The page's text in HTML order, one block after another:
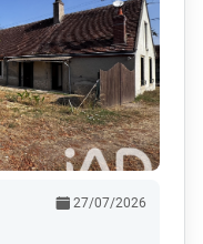
27/07/2026